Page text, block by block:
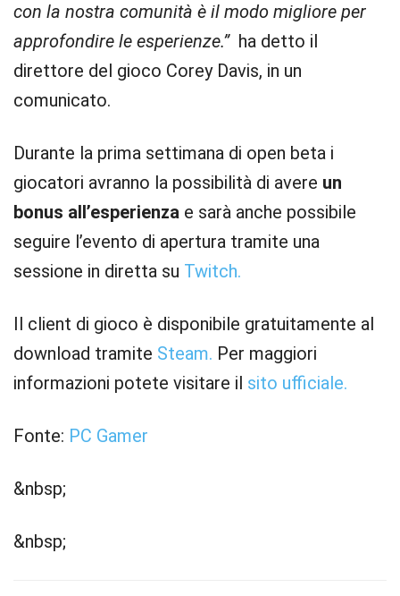
con la nostra comunità è il modo migliore per
approfondire le esperienze.”ha detto il
direttore del gioco Corey Davis, in un
comunicato.
Durante la prima settimana di open beta i
giocatori avranno la possibilità di avere un
bonus all’esperienza e sarà anche possibile
seguire l’evento di apertura tramite una
sessione in diretta su Twitch.
Il client di gioco è disponibile gratuitamente al
download tramite Steam. Per maggiori
informazioni potete visitare il sito ufficiale.
Fonte: PC Gamer
&nbsp;
&nbsp;